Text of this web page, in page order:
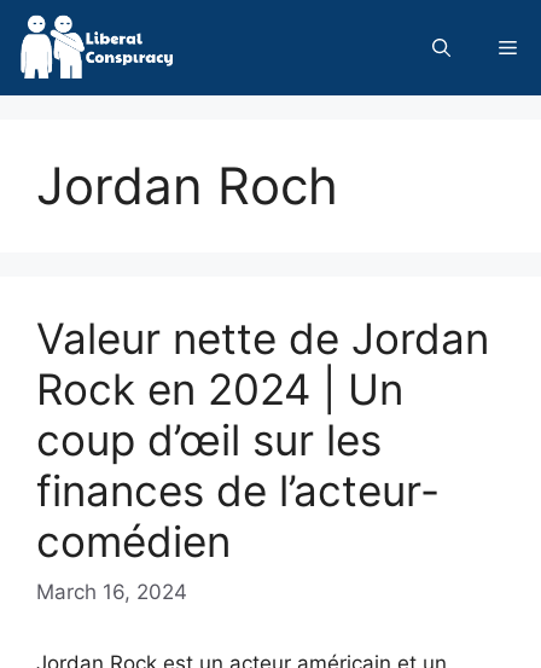
Skip
content
Jordan Roch
Valeur nette de Jordan
Rock en 2024 | Un
coup d’œil sur les
finances de l’acteur-
comédien
March 16, 2024
Jordan Rock est un acteur américain et un